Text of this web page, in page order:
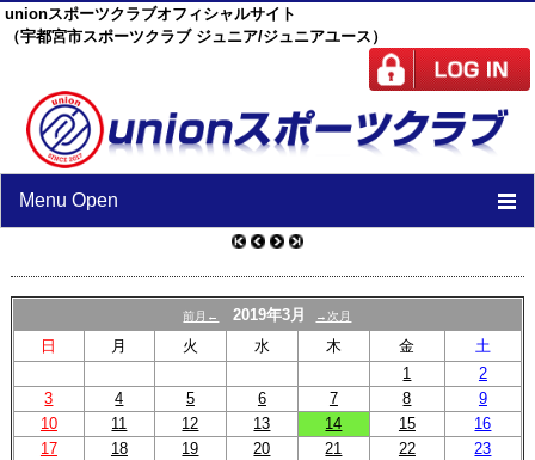
unionスポーツクラブオフィシャルサイト
（宇都宮市スポーツクラブ ジュニア/ジュニアユース）
Menu Open
TOP
ニュース
スケジュール
スタッフ
施設紹介
前月← 2019年3月 →次月
日 月 火 水 木 金
土
1
2
3
4 5 6 7 8
9
10
11 12 13 14 15
16
17
18 19 20 21 22
23